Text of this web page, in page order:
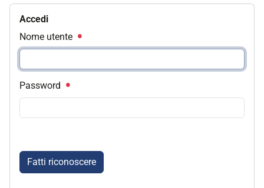
Accedi
Nome utente
Password
Fatti riconoscere